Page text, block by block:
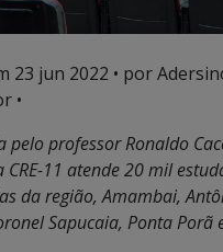
23 jun 2022 • por
•
pelo professor Ronaldo
CRE-11 atende 20 mil
da região, Amambai,
Sapucaia, Ponta Porã